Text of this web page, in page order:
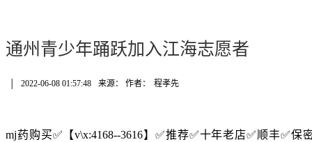
通州青少年踊跃加入江海志愿者
2022-06-08 01:57:48 来源： 作者： 程孝先
mj药购买✅【v\x:4168--3616】✅推荐✅十年老店✅顺丰✅